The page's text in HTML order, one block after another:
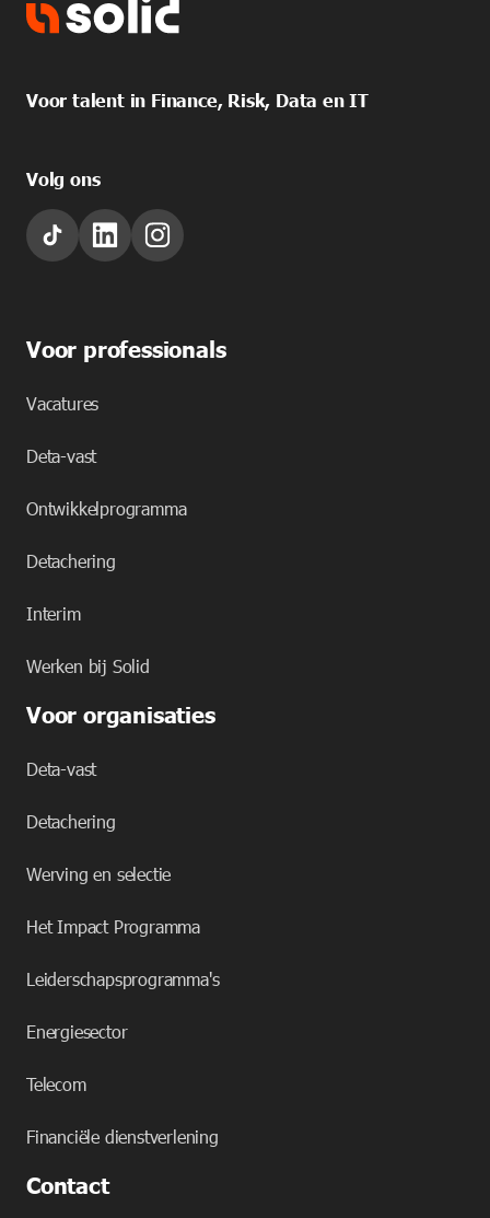
Voor talent in Finance, Risk, Data en IT
Volg ons
Voor professionals
Vacatures
Deta-vast
Ontwikkelprogramma
Detachering
Interim
Werken bij Solid
Voor organisaties
Deta-vast
Detachering
Werving en selectie
Het Impact Programma
Leiderschapsprogramma's
Energiesector
Telecom
Financiële dienstverlening
Contact